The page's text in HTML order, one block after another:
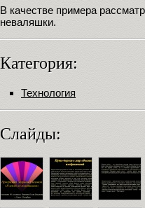
В качестве примера
неваляшки.
Категория:
Технология
Слайды: